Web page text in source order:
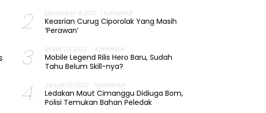
2 Desember 9, 2021 1 Komentar
Keasrian Curug Ciporolak Yang Masih
‘Perawan’
3 Maret 22, 2022 1 Komentar
Mobile Legend Rilis Hero Baru, Sudah
Tahu Belum Skill-nya?
4 Januari 10, 2022 1 Komentar
Ledakan Maut Cimanggu Didiuga Bom,
Polisi Temukan Bahan Peledak